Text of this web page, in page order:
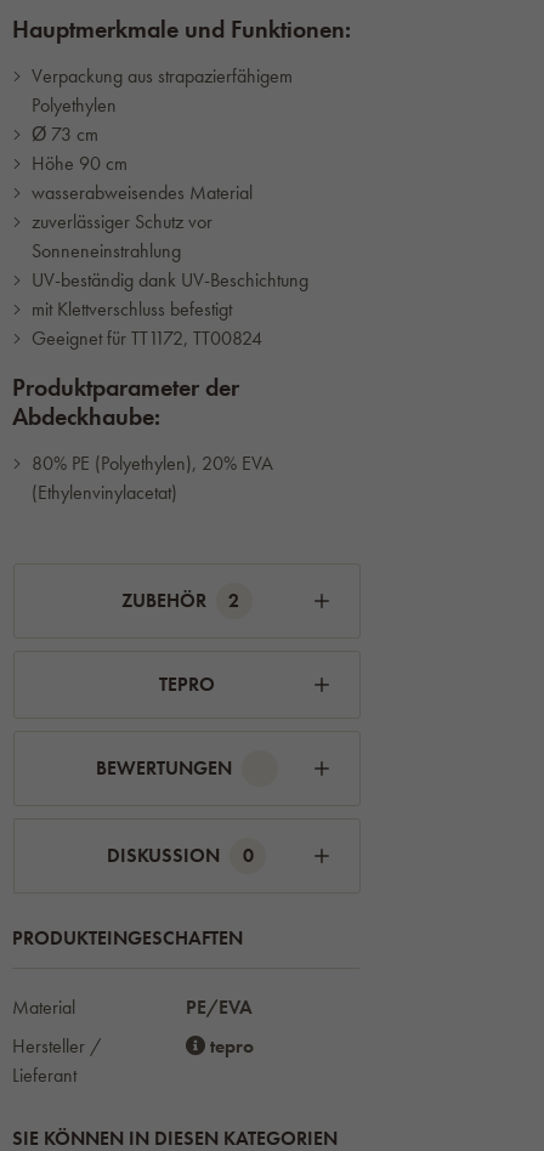
Hauptmerkmale und Funktionen:
Verpackung aus strapazierfähigem
Polyethylen
Ø 73 cm
Höhe 90 cm
wasserabweisendes Material
zuverlässiger Schutz vor
Sonneneinstrahlung
UV-beständig dank UV-Beschichtung
mit Klettverschluss befestigt
Geeignet für TT1172, TT00824
Produktparameter der
Abdeckhaube:
80% PE (Polyethylen), 20% EVA
(Ethylenvinylacetat)
ZUBEHÖR 2
TEPRO
BEWERTUNGEN
DISKUSSION 0
PRODUKTEINGESCHAFTEN
Material
PE/EVA
Hersteller /
Lieferant
tepro
SIE KÖNNEN IN DIESEN KATEGORIEN